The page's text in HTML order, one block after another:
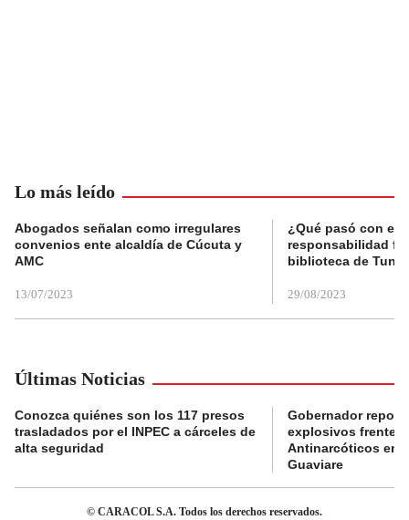
Lo más leído
Abogados señalan como irregulares
convenios ente alcaldía de Cúcuta y
AMC
13/07/2023
¿Qué pasó con el
responsabilidad
biblioteca de
29/08/2023
Últimas Noticias
Conozca quiénes son los 117 presos
trasladados por el INPEC a cárceles de
alta seguridad
Gobernador
explosivos frente a
Antinarcóticos en
Guaviare
© CARACOL S.A. Todos los derechos reservados.